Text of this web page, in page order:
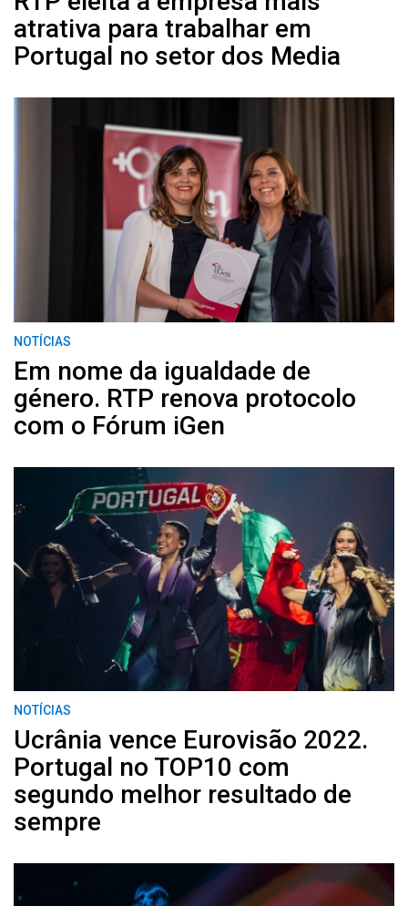
atrativa para trabalhar em
Portugal no setor dos Media
NOTÍCIAS
Em nome da igualdade de
género. RTP renova protocolo
com o Fórum iGen
NOTÍCIAS
Ucrânia vence Eurovisão 2022.
Portugal no TOP10 com
segundo melhor resultado de
sempre